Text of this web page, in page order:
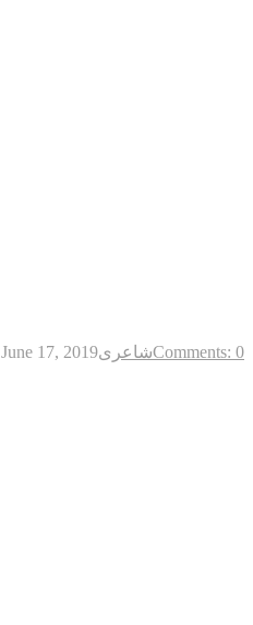
June 17, 2019شاعریComments: 0